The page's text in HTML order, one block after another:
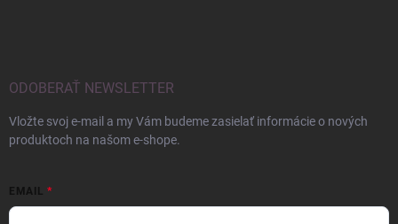
ODOBERAŤ NEWSLETTER
Vložte svoj e-mail a my Vám budeme zasielať informácie o nových
produktoch na našom e-shope.
EMAIL